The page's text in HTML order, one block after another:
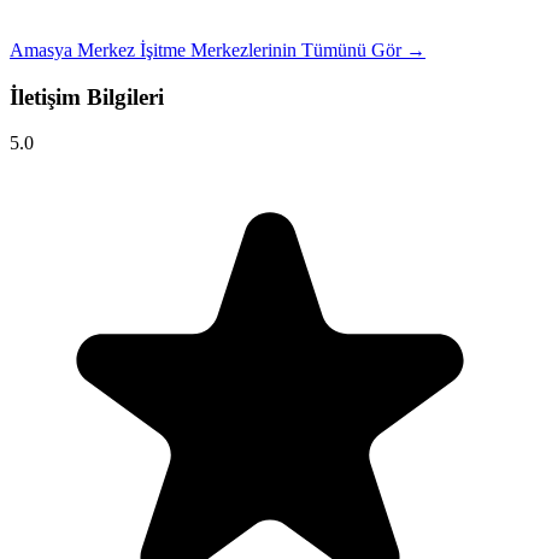
Amasya Merkez İşitme Merkezlerinin Tümünü Gör →
İletişim Bilgileri
5.0